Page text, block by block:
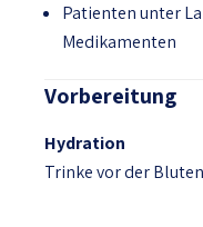
Patienten unter
Medikamenten
Vorbereitung
Hydration
Trinke vor der